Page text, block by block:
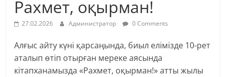
кітапхана
жүйесі
Рахмет, оқырман!
27.02.2026 Администратор 0 Comments
Алғыс айту күні қарсаңында, биыл елімізде 10-рет
аталып өтіп отырған мереке аясында
кітапханамызда «Рахмет, оқырман!» атты жылы